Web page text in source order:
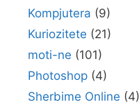
Kompjutera (9)
Kuriozitete (21)
moti-ne (101)
Photoshop (4)
Sherbime Online (4)